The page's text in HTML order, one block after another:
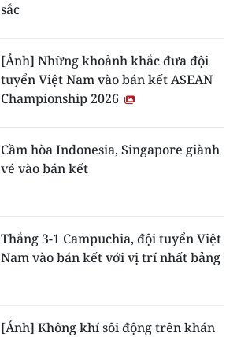
sắc
[Ảnh] Những khoảnh khắc đưa đội
tuyển Việt Nam vào bán kết ASEAN
Championship 2026
Cầm hòa Indonesia, Singapore giành
vé vào bán kết
Thắng 3-1 Campuchia, đội tuyển Việt
Nam vào bán kết với vị trí nhất bảng
[Ảnh] Không khí sôi động trên khán